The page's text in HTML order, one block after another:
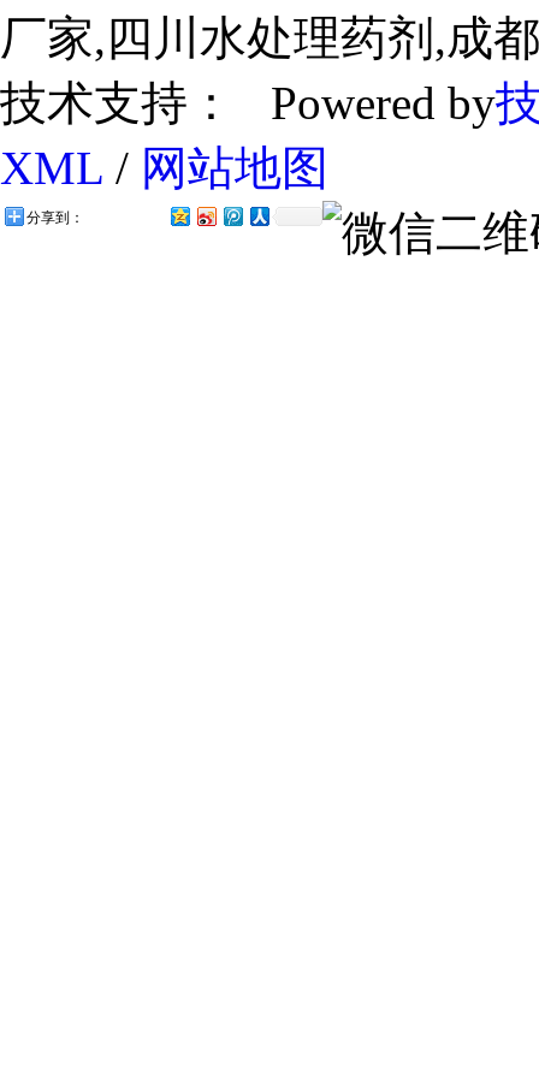
厂家,四川水处理药剂,成
技术支持： Powered by
XML / 网站地图
分享到：